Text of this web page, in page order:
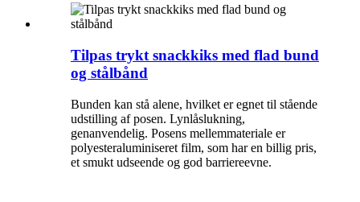
Tilpas trykt snackkiks med flad bund
og stålbånd
Bunden kan stå alene, hvilket er egnet til stående
udstilling af posen. Lynlåslukning,
genanvendelig. Posens mellemmateriale er
polyesteraluminiseret film, som har en billig pris,
et smukt udseende og god barriereevne.